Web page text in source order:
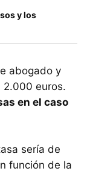
y los
abogado y
2.000 euros.
en el caso
sería de
función de la